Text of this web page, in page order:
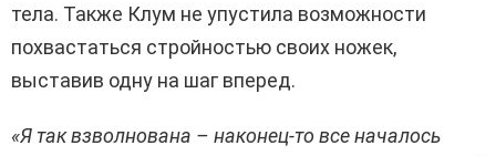
тела. Также Клум не упустила возможности
похвастаться стройностью своих ножек,
выставив одну на шаг вперед.
«Я так взволнована – наконец-то все началось